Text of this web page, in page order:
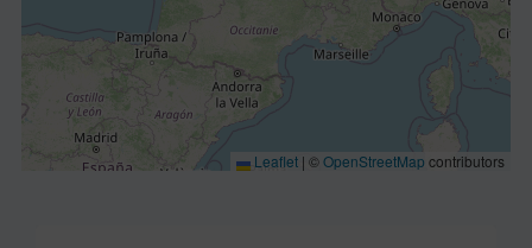
Leaflet | ©OpenStreetMap contributors